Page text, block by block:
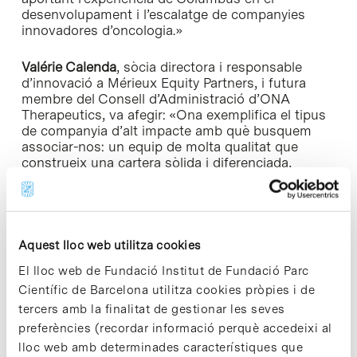
Aquest lloc web utilitza cookies
El lloc web de Fundació Institut de Fundació Parc
Científic de Barcelona utilitza cookies pròpies i de
tercers amb la finalitat de gestionar les seves
preferències (recordar informació perquè accedeixi al
lloc web amb determinades característiques que
desenvolupament i l’escalatge de companyies
innovadores d’oncologia.»
Valérie Calenda, sòcia directora i responsable
d’innovació a Mérieux Equity Partners, i futura
membre del Consell d’Administració d’ONA
Therapeutics, va afegir: «Ona exemplifica el tipus
de companyia d’alt impacte amb què busquem
associar-nos: un equip de molta qualitat que
construeix una cartera sòlida i diferenciada,
combinant un coneixement biològic profund amb
una estratègia de desenvolupament altament
enfocada. La solidesa de les dades preclíniques
d’oportunitats dins de la cartera i la visió clara de
clínicament rellevants ens aporten una gran
confiança en el potencial a llarg termini de la
companyia. Estem molt satisfets de codirigir
aquest finançament i de donar suport a la pròxima
fase de creixement d’Ona.»